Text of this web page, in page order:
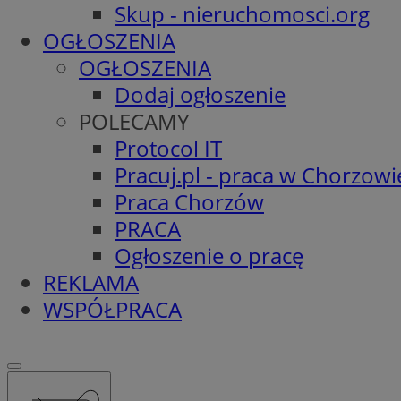
Skup - nieruchomosci.org
OGŁOSZENIA
OGŁOSZENIA
Dodaj ogłoszenie
POLECAMY
Protocol IT
Pracuj.pl - praca w
Praca Chorzów
PRACA
Ogłoszenie o pracę
REKLAMA
WSPÓŁPRACA